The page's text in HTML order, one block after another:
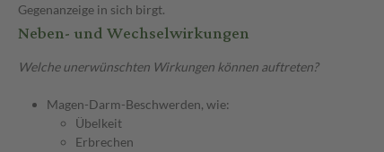
Gegenanzeige in sich birgt.
Neben- und Wechselwirkungen
Welche unerwünschten Wirkungen können auftreten?
Magen-Darm-Beschwerden, wie:
Übelkeit
Erbrechen